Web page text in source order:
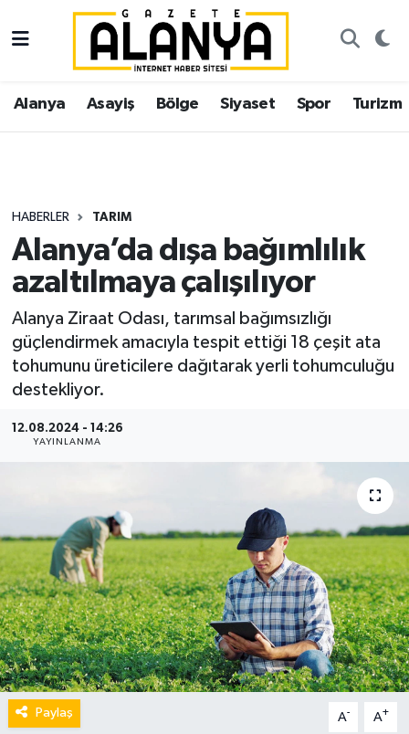
Alanya Asayiş Bölge Siyaset Spor Turizm
HABERLER TARIM
Alanya’da dışa bağımlılık
azaltılmaya çalışılıyor
Alanya Ziraat Odası, tarımsal bağımsızlığı
güçlendirmek amacıyla tespit ettiği 18 çeşit ata
tohumunu üreticilere dağıtarak yerli tohumculuğu
destekliyor.
12.08.2024 - 14:26
YAYINLANMA
Paylaş A- A+
Alanya
Asayiş
Siyaset
Spor
Ekonomi
Gazipaşa
İstanbul Nöbetçi Eczaneler
İstanbul Hava Durumu
Süper Lig Puan Durumu ve Fikstür
Tüm Manşetler
Son Dakika Haberleri
Haber Arşivi